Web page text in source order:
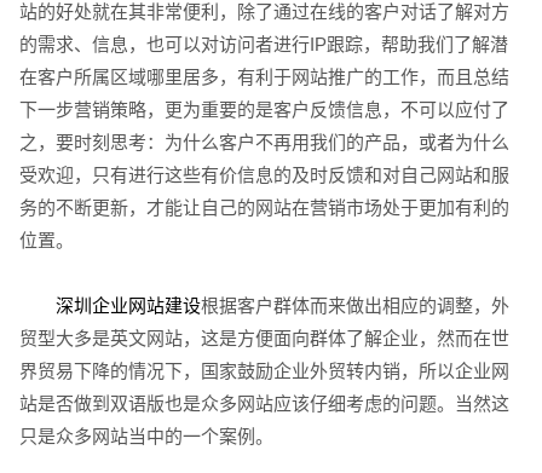
站的好处就在其非常便利，除了通过在线的客户对话了解对方
的需求、信息，也可以对访问者进行IP跟踪，帮助我们了解潜
在客户所属区域哪里居多，有利于网站推广的工作，而且总结
下一步营销策略，更为重要的是客户反馈信息，不可以应付了
之，要时刻思考：为什么客户不再用我们的产品，或者为什么
受欢迎，只有进行这些有价信息的及时反馈和对自己网站和服
务的不断更新，才能让自己的网站在营销市场处于更加有利的
位置。
深圳企业网站建设根据客户群体而来做出相应的调整，外
贸型大多是英文网站，这是方便面向群体了解企业，然而在世
界贸易下降的情况下，国家鼓励企业外贸转内销，所以企业网
站是否做到双语版也是众多网站应该仔细考虑的问题。当然这
只是众多网站当中的一个案例。